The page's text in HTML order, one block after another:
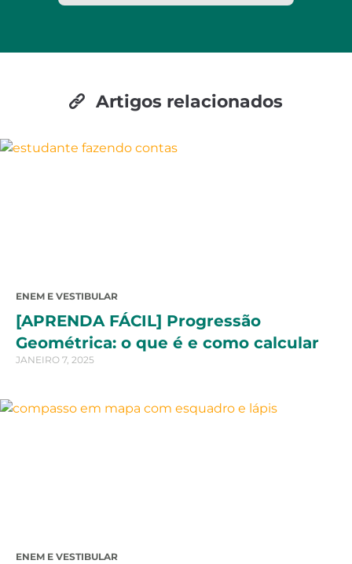
Artigos relacionados
ENEM E VESTIBULAR
[APRENDA FÁCIL] Progressão
Geométrica: o que é e como calcular
JANEIRO 7, 2025
ENEM E VESTIBULAR